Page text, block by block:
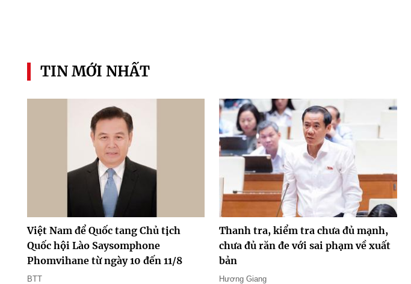
TIN MỚI NHẤT
Việt Nam để Quốc tang Chủ tịch
Quốc hội Lào Saysomphone
Phomvihane từ ngày 10 đến 11/8
BTT
Thanh tra, kiểm tra chưa đủ mạnh,
chưa đủ răn đe với sai phạm về xuất
bản
Hương Giang